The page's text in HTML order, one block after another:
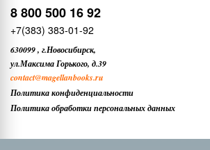
8 800 500 16 92
+7(383) 383-01-92
630099, г.Новосибирск,
ул.Максима Горького, д.39
contact@magellanbooks.ru
Политика конфиденциальности
Политика обработки персональных данных